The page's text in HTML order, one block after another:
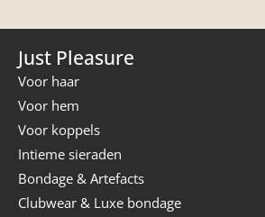
Just Pleasure
Voor haar
Voor hem
Voor koppels
Intieme sieraden
Bondage & Artefacts
Clubwear & Luxe bondage